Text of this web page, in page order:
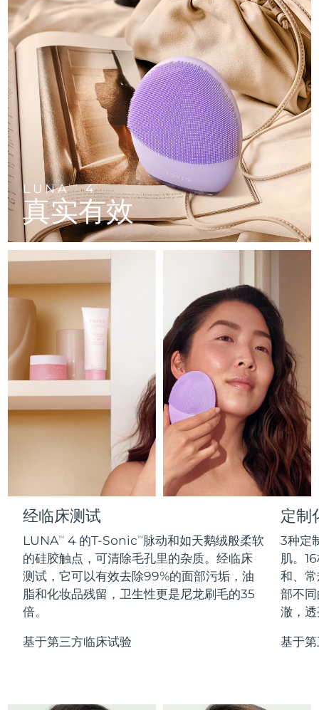
LUNATM4
真实有效
经临床测试
LUNATM 4 的T-SonicTM脉动和如天鹅绒般柔软
的硅胶触点，可清除毛孔里的杂质。经临床
测试，它可以有效去除99%的面部污垢，油
脂和化妆品残留，卫生性更是尼龙刷毛的35
倍。
基于第三方临床试验
定制
3种定
肌。
和、
部不
澈，
基于
LUNA™ 4 Men
For men, anti-aging massage
LUNA™ 4 mini
For young skin, T-zone
LUNA™ 4 go
For travel or gym bag
LUNA™ 护肤
Premium cleansers & balm
LUNA™ 设备
All facial cleansing devices
BEAR™ 2 eyes & lips
Microcurrent line smoothing device
面部提拉护理
Premium anti-aging skincare
BEAR™ 设备
All premium facelift devices
UFO™ 3 LED
Near-infrared and red light therapy
device
UFO™ 3 mini
Red light therapy device for young skin
UFO™ 3 go
Portable red light therapy
面膜
Rejuvenation & hydration
UFO™ 设备
All deep facial hydration devices
issa™ 4 plus
Smart hybrid silicone sonic toothbrush
issa™ 4 smile
Hybrid silicone sonic toothbrush
issa™ 4 baby
For ages 0-3
issa™ Teeth Whitening Set
ISSA™ 设备
All silicone sonic toothbrushes
抗老
FAQ™ 101
Clinical anti-aging
FAQ™ 102
Advanced clinical anti-aging
FAQ™ 103
Luxurious clinical anti-aging set
FAQ™ P1 Primer
Manuka honey primer
FAQ™护肤品
All FAQ™ skincare
FAQ™产品
All anti-aging treatments
LED治疗
FAQ™ 201
LED mask
FAQ™ 202
LED mask
FAQ™ 211
Anti-aging neck & décolleté LED mask
FAQ™ 221
Anti-aging LED hand mask
FAQ™护肤品
All FAQ™ skincare
FAQ™产品
All LED treatments
生发
FAQ™ 301
LED hair strengthening scalp massager
FAQ™ Scalp Serum
Scalp recovery probiotic serum
FAQ™护肤品
All FAQ™ skincare
FAQ™产品
All hair treatments
肌肤年轻化
NEW
FAQ™ 501
Full-Spectrum Red Light Therapy
FAQ™ 502
Full-Spectrum Red Light Therapy
FAQ™ Red Light Serum
FAQ™ skincare
All FAQ™ skincare
FAQ™ products
All toning treatments
保健品
NEW
专业治疗
脱毛
PEACH™ 2 Pro Max
Professional IPL hair removal device
PEACH™ 2
IPL hair removal
PEACH™ 2 go
Travel-friendly IPL hair removal
PEACH™ Cooling Prep Gel
身体护理
BEAR™ 2 body
Microcurrent body toning
LUNA™ 4 body
Massaging body brush
SUPERCHARGED™ serum
Firming body serum
ESPADA™ 2 plus
Recurring acne LED therapy
ESPADA™ 2
Acne treatment device
ESPADA™ Blemish Solution
眼部护理
BEAR™ 2 eyes & lips
Microcurrent line smoothing device
IRIS™ 2
Rejuvenating eye massager
眼部护肤
毛孔护理
KIWI™ derma
Diamond microdermabrasion .
Blackhead remover
LUNA™ 4 hair
2-in-1 LED scalp massager
LED light hairbrush
牙齿美白
NEW
issa™ Teeth Whitening Set
Dual LED + sonic device & 18% PAP gel
issa™ Teeth Whitening Gel
更多的
加拿大 预计送达日期15/8/26
智利 预计送达日期15/8/26
中国 预计送达日期 11/8/26
哥伦比亚 预计送达日期15/8/26
克罗地亚 预计送达日期11/8/26
塞浦路斯 预计送达日期12/8/26
捷克 预计送达日期
丹麦 预计送达日期11/8/26
芬兰 预计送达日期 11/8/26
法国 预计送达日期 11/8/26
法属波利尼西亚 预计送达日期 15/8/26
德国 预计送达日期 11/8/26
预计送达日期15/8/26
预计送达日期 11/8/26
中国香港特别行政区 12/8/26
匈牙利 预计送达日期 11/8/26
冰岛 预计送达日期 12/8/26
印度尼西亚 9/8/26
爱尔兰 11/8/26